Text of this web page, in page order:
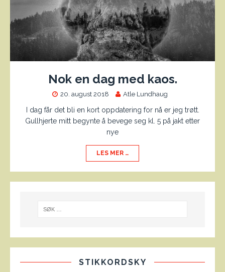
Nok en dag med kaos.
20. august 2018 Atle Lundhaug
I dag får det bli en kort oppdatering for nå er jeg trøtt.
Gullhjerte mitt begynte å bevege seg kl. 5 på jakt etter
nye
LES MER …
STIKKORDSKY